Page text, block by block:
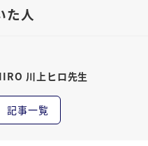
た人
川上ヒロ先生
記事一覧